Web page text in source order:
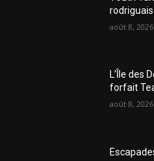
août 8, 2026
L’Île des
forfait
août 8, 2026